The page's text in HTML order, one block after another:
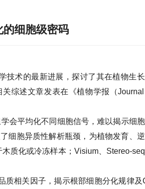
细胞级密码
技术的最新进展，探讨了其在植物生
综述文章发表在《植物学报（
会平均化不同细胞信号，难以揭示细
细胞异质性解析瓶颈，为植物发育、
质化或冷冻样本；Visium、Stereo-
质相关因子，揭示根部细胞分化规律及